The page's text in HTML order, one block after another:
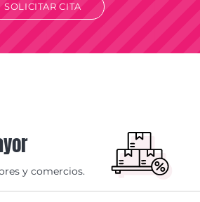
SOLICITAR CITA
y comercios.